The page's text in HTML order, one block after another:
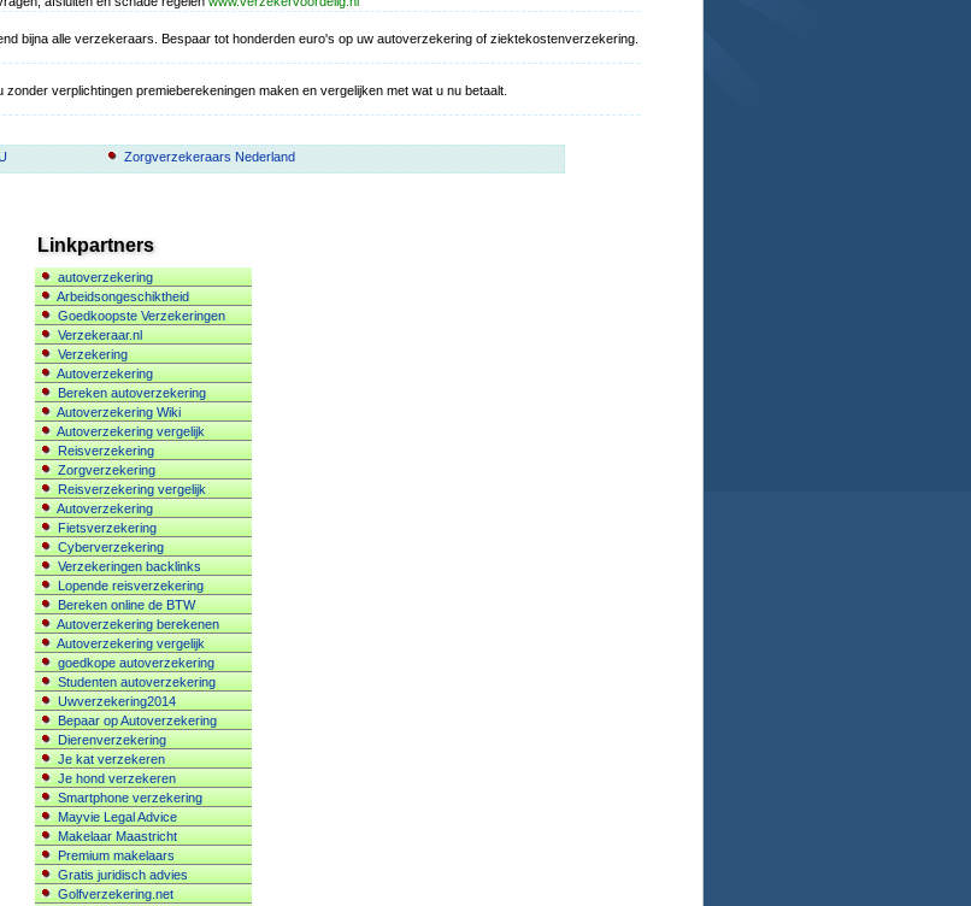
bijna alle verzekeraars. Bespaar tot honderden euro's op uw autoverzekering of ziektekostenverzekering.
verplichtingen premieberekeningen maken en vergelijken met wat u nu betaalt.
Zorgverzekeraars Nederland
Linkpartners
autoverzekering
Arbeidsongeschiktheid
Goedkoopste Verzekeringen
Verzekeraar.nl
Verzekering
Autoverzekering
Bereken autoverzekering
Autoverzekering Wiki
Autoverzekering vergelijk
Reisverzekering
Zorgverzekering
Reisverzekering vergelijk
Autoverzekering
Fietsverzekering
Cyberverzekering
Verzekeringen backlinks
Lopende reisverzekering
Bereken online de BTW
Autoverzekering berekenen
Autoverzekering vergelijk
goedkope autoverzekering
Studenten autoverzekering
Uwverzekering2014
Bepaar op Autoverzekering
Dierenverzekering
Je kat verzekeren
Je hond verzekeren
Smartphone verzekering
Mayvie Legal Advice
Makelaar Maastricht
Premium makelaars
Gratis juridisch advies
Golfverzekering.net